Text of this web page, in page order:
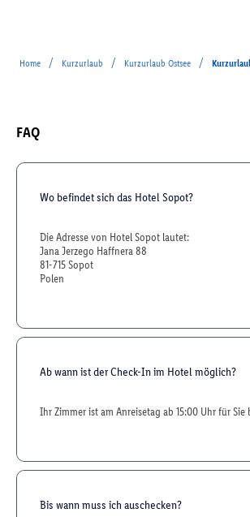
Home / Kurzurlaub / Kurzurlaub Ostsee /
FAQ
Wo befindet sich das Hotel Sopot?
Die Adresse von Hotel Sopot lautet:
Jana Jerzego Haffnera 88
81-715 Sopot
Polen
Ab wann ist der Check-In im Hotel möglich?
Ihr Zimmer ist am Anreisetag ab 15:00 Uhr für Sie
Bis wann muss ich auschecken?